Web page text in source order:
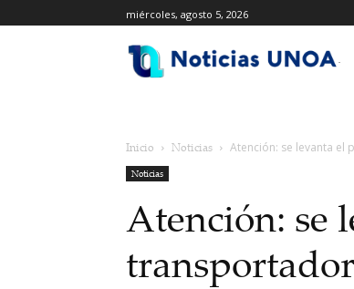
miércoles, agosto 5, 2026
Inicio Noticias Atención: se levanta
Noticias
Atención: se